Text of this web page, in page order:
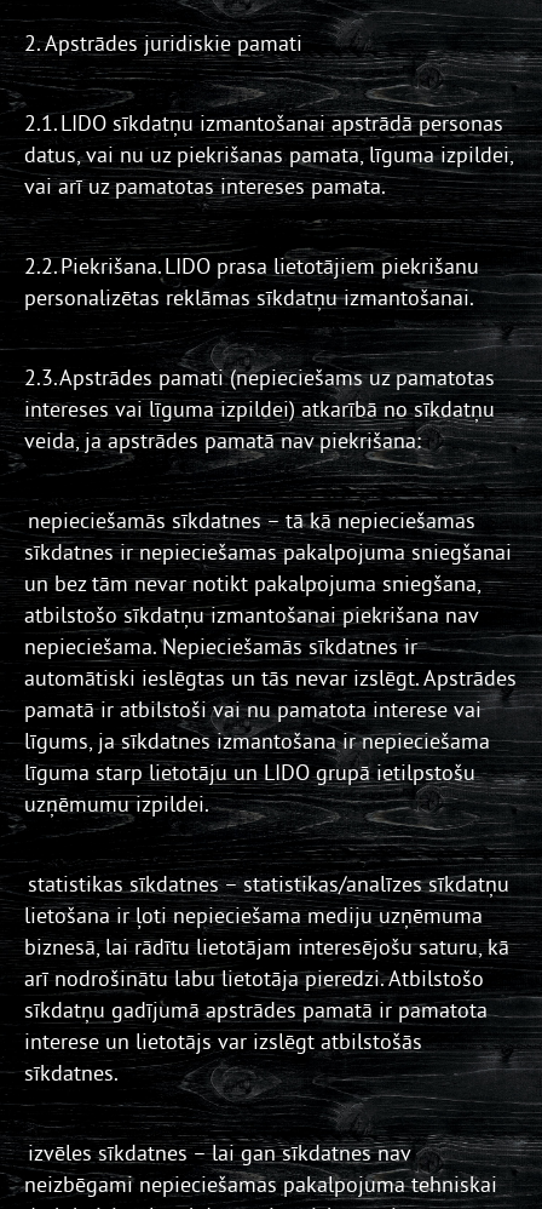
2. Apstrādes juridiskie pamati
2.1. LIDO sīkdatņu izmantošanai apstrādā personas
datus, vai nu uz piekrišanas pamata, līguma izpildei,
vai arī uz pamatotas intereses pamata.
2.2. Piekrišana. LIDO prasa lietotājiem piekrišanu
personalizētas reklāmas sīkdatņu izmantošanai.
2.3. Apstrādes pamati (nepieciešams uz pamatotas
intereses vai līguma izpildei) atkarībā no sīkdatņu
veida, ja apstrādes pamatā nav piekrišana:
nepieciešamās sīkdatnes – tā kā nepieciešamas
sīkdatnes ir nepieciešamas pakalpojuma sniegšanai
un bez tām nevar notikt pakalpojuma sniegšana,
atbilstošo sīkdatņu izmantošanai piekrišana nav
nepieciešama. Nepieciešamās sīkdatnes ir
automātiski ieslēgtas un tās nevar izslēgt. Apstrādes
pamatā ir atbilstoši vai nu pamatota interese vai
līgums, ja sīkdatnes izmantošana ir nepieciešama
līguma starp lietotāju un LIDO grupā ietilpstošu
uzņēmumu izpildei.
statistikas sīkdatnes – statistikas/analīzes sīkdatņu
lietošana ir ļoti nepieciešama mediju uzņēmuma
biznesā, lai rādītu lietotājam interesējošu saturu, kā
arī nodrošinātu labu lietotāja pieredzi. Atbilstošo
sīkdatņu gadījumā apstrādes pamatā ir pamatota
interese un lietotājs var izslēgt atbilstošās
sīkdatnes.
izvēles sīkdatnes – lai gan sīkdatnes nav
neizbēgami nepieciešamas pakalpojuma tehniskai